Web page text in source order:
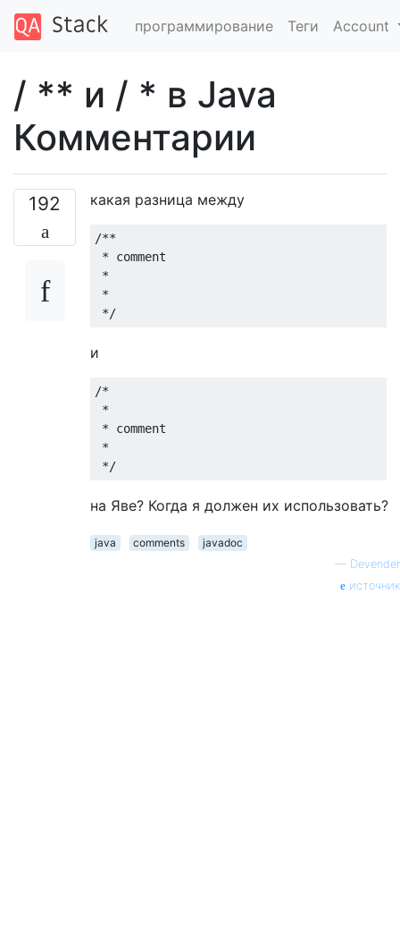
программирование Теги Account
/ ** и / * в Java
Комментарии
192 какая разница между
/**
* comment
*
*
*/
и
/*
*
* comment
*
*/
на Яве? Когда я должен их использовать?
java comments
javadoc
— Devender
источник